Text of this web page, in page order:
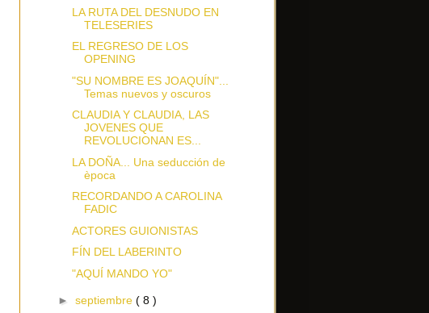
LA RUTA DEL DESNUDO EN
TELESERIES
EL REGRESO DE LOS
OPENING
"SU NOMBRE ES JOAQUÍN"...
Temas nuevos y oscuros
CLAUDIA Y CLAUDIA, LAS
JOVENES QUE
REVOLUCIONAN ES...
LA DOÑA... Una seducción de
època
RECORDANDO A CAROLINA
FADIC
ACTORES GUIONISTAS
FÍN DEL LABERINTO
"AQUÍ MANDO YO"
► septiembre ( 8 )